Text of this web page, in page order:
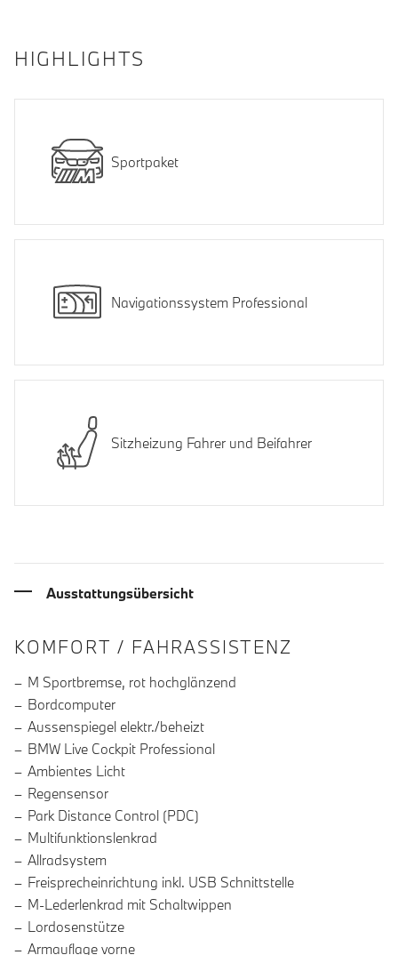
HIGHLIGHTS
Sportpaket
Navigationssystem Professional
Sitzheizung Fahrer und Beifahrer
Ausstattungsübersicht
INFORMATIONEN ÜBER DIE
KOMFORT / FAHRASSISTENZ
M Sportbremse, rot hochglänzend
Bordcomputer
Aussenspiegel elektr./beheizt
BMW Live Cockpit Professional
Ambientes Licht
Regensensor
Park Distance Control (PDC)
Multifunktionslenkrad
Allradsystem
Freisprecheinrichtung inkl. USB Schnittstelle
M-Lederlenkrad mit Schaltwippen
Lordosenstütze
Armauflage vorne